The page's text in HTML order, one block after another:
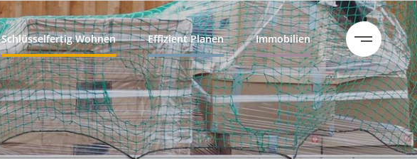
Schlüsselfertig Wohnen Effizient Planen Immobilien